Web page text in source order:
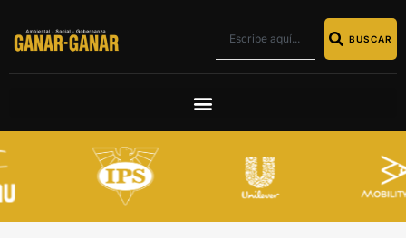
BUSCAR